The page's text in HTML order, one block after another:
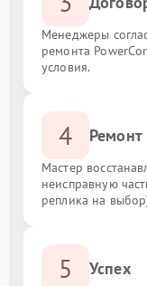
Менеджеры
ремонта
условия.
4 Ремонт
Мастер
неисправную
реплика на
5 Успех